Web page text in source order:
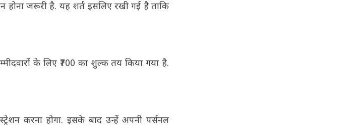
होना जरूरी है. यह शर्त इसलिए रखी गई है ताकि
के लिए ₹700 का शुल्क तय किया गया है.
करना होगा. इसके बाद उन्हें अपनी पर्सनल